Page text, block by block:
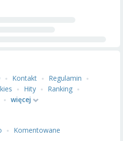
Kontakt
Regulamin
Hity
Ranking
więcej
Komentowane